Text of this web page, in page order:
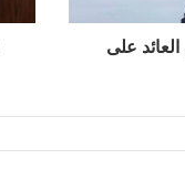
على